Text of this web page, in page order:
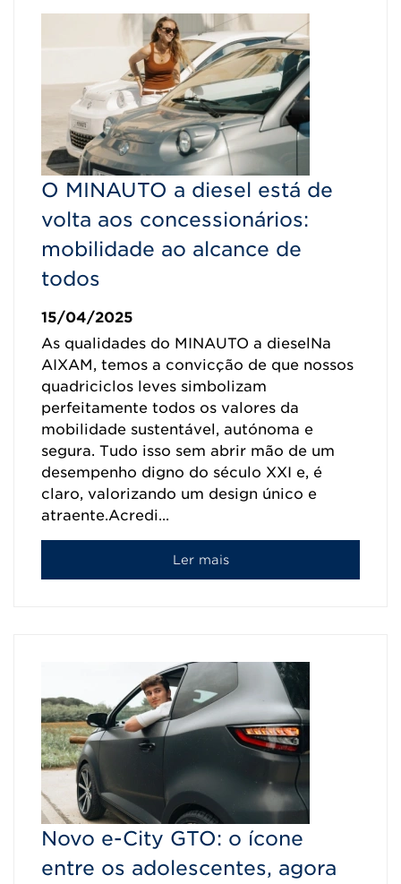
O MINAUTO a diesel está de
volta aos concessionários:
mobilidade ao alcance de
todos
15/04/2025
As qualidades do MINAUTO a dieselNa
AIXAM, temos a convicção de que nossos
quadriciclos leves simbolizam
perfeitamente todos os valores da
mobilidade sustentável, autónoma e
segura. Tudo isso sem abrir mão de um
desempenho digno do século XXI e, é
claro, valorizando um design único e
atraente.Acredi...
Ler mais
Novo e-City GTO: o ícone
entre os adolescentes, agora